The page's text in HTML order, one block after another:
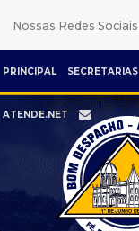
Nossas Redes Sociais
PRINCIPAL SECRETARIAS
ATENDE.NET